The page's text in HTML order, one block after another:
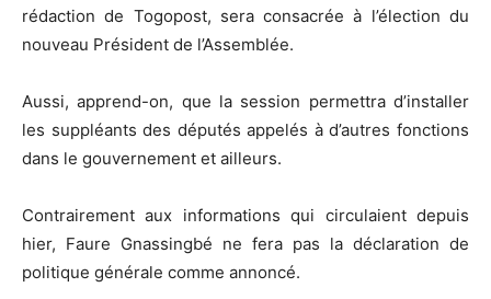
rédaction de Togopost, sera consacrée à l’élection du
nouveau Président de l’Assemblée.
Aussi, apprend-on, que la session permettra d’installer
les suppléants des députés appelés à d’autres fonctions
dans le gouvernement et ailleurs.
Contrairement aux informations qui circulaient depuis
hier, Faure Gnassingbé ne fera pas la déclaration de
politique générale comme annoncé.